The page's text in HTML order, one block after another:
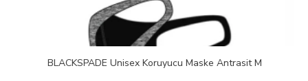
BLACKSPADE Unisex Koruyucu Maske Antrasit M